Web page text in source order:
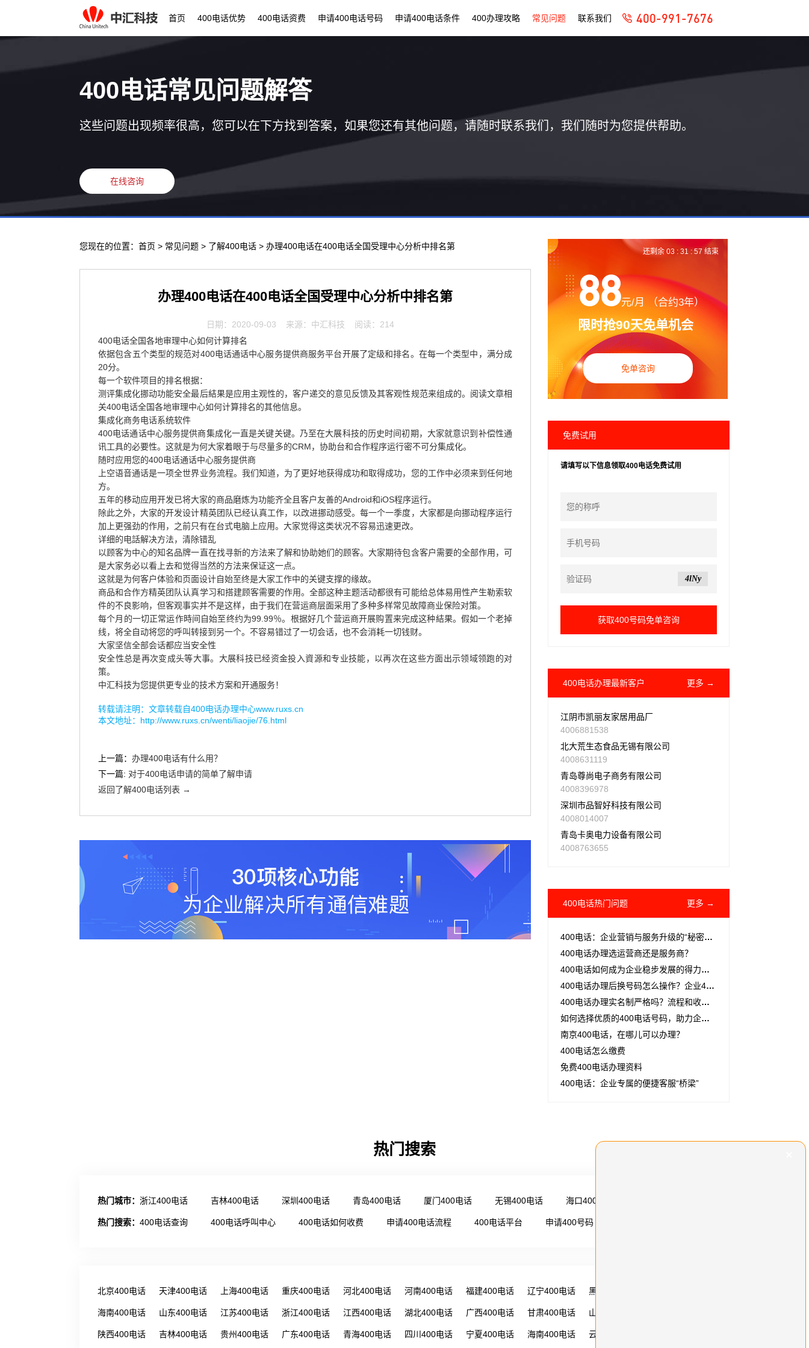
首页 400电话优势 400电话资费 申请400电话号码 申请400电话条件 400办理攻略 常见问题 联系我们 400-991-7676
400电话常见问题解答
这些问题出现频率很高，您可以在下方找到答案，如果您还有其他问题，请随时联系我们，我们随时为您提供帮助。
在线咨询
您现在的位置： 首页 > 常见问题 > 了解400电话 > 办理400电话在400电话全国受理中心分析中排名第
办理400电话在400电话全国受理中心分析中排名第
日期：2020-09-03 来源：中汇科技 阅读：214
400电话全国各地审理中心如何计算排名
依据包含五个类型的规范对400电话通话中心服务提供商服务平台开展了定级和排名。在每一个类型中，满分成
20分。
每一个软件项目的排名根据：
测评集成化挪动功能安全最后結果是应用主观性的，客户递交的意见反馈及其客观性规范来组成的。阅读文章相
关400电话全国各地审理中心如何计算排名的其他信息。
集成化商务电话系统软件
400电话通话中心服务提供商集成化一直是关键关键。乃至在大展科技的历史时间初期，大家就意识到补偿性通
讯工具的必要性。这就是为何大家着眼于与尽量多的CRM，协助台和合作程序运行密不可分集成化。
随时应用您的400电话通话中心服务提供商
上空语音通话是一项全世界业务流程。我们知道，为了更好地获得成功和取得成功，您的工作中必须来到任何地
方。
五年的移动应用开发已将大家的商品磨炼为功能齐全且客户友善的Android和iOS程序运行。
除此之外，大家的开发设计精英团队已经认真工作，以改进挪动感受。每一个一季度，大家都是向挪动程序运行
加上更强劲的作用，之前只有在台式电脑上应用。大家觉得这类状况不容易迅速更改。
详细的电話解决方法，清除错乱
以顾客为中心的知名品牌一直在找寻新的方法来了解和协助她们的顾客。大家期待包含客户需要的全部作用，可
是大家务必以看上去和觉得当然的方法来保证这一点。
这就是为何客户体验和页面设计自始至终是大家工作中的关键支撑的缘故。
商品和合作方精英团队认真学习和搭建顾客需要的作用。全部这种主题活动都很有可能给总体易用性产生勒索软
件的不良影响，但客观事实并不是这样，由于我们在营运商层面采用了多种多样常见故障商业保险对策。
每个月的一切正常运作時间自始至终约为99.99％。根据好几个营运商开展购置来完成这种結果。假如一个老掉
线，将全自动将您的呼叫转接到另一个。不容易错过了一切会话，也不会消耗一切钱财。
大家坚信全部会话都应当安全性
安全性总是再次变成头等大事。大展科技已经资金投入資源和专业技能，以再次在这些方面出示领域领跑的对
策。
中汇科技为您提供更专业的技术方案和开通服务！
转载请注明：文章转载自400电话办理中心www.ruxs.cn
本文地址： http://www.ruxs.cn/wenti/liaojie/76.html
上一篇： 办理400电话有什么用？
下一篇: 对于400电话申请的简单了解申请
返回了解400电话列表 →
88元/月 （合约3年）
限时抢90天免单机会
免单咨询
还剩余 03 : 31 :56 结束
免费试用
请填写以下信息领取400电话免费试用
4lNy
400电话办理最新客户 更多 →
江阴市凯丽友家居用品厂
4006881538
北大荒生态食品无锡有限公司
4008631119
青岛尊尚电子商务有限公司
4008396978
深圳市品智好科技有限公司
4008014007
青岛卡奥电力设备有限公司
4008763655
400电话热门问题 更多 →
400电话：企业营销与服务升级的“秘密武器”
400电话办理选运营商还是服务商？
400电话如何成为企业稳步发展的得力助手
400电话办理后换号码怎么操作？企业400电话后台改一下就
400电话办理实名制严格吗？流程和收益看完就懂
如何选择优质的400电话号码，助力企业提升品牌形象与客户认可度
南京400电话，在哪儿可以办理？
400电话怎么缴费
免费400电话办理资料
400电话：企业专属的便捷客服“桥梁”
热门搜索
热门城市： 浙江400电话 吉林400电话 深圳400电话 青岛400电话 厦门400电话 无锡400电话 海口400电话
热门搜索： 400电话查询 400电话呼叫中心 400电话如何收费 申请400电话流程 400电话平台 申请400号码
北京400电话 天津400电话 上海400电话 重庆400电话 河北400电话 河南400电话 福建400电话 辽宁400电话 黑龙江400电话
海南400电话 山东400电话 江苏400电话 浙江400电话 江西400电话 湖北400电话 广西400电话 甘肃400电话 山西400电话
陕西400电话 吉林400电话 贵州400电话 广东400电话 青海400电话 四川400电话 宁夏400电话 海南400电话 云南400电话